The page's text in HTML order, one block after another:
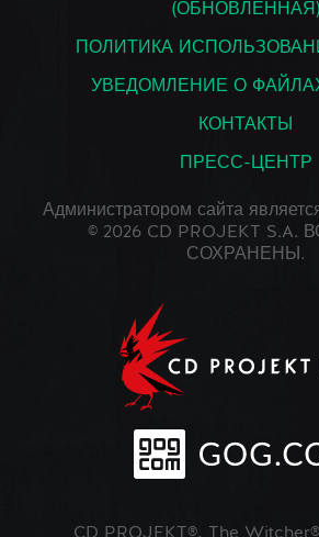
(ОБНОВЛЕННАЯ)
ПОЛИТИКА
УВЕДОМЛЕНИЕ О ФАЙЛАХ
КОНТАКТЫ
ПРЕСС-ЦЕНТР
Администратором сайта
© 2026 CD PROJEKT S.A.
СОХРАНЕНЫ.